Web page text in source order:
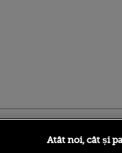
Atât noi, cât și